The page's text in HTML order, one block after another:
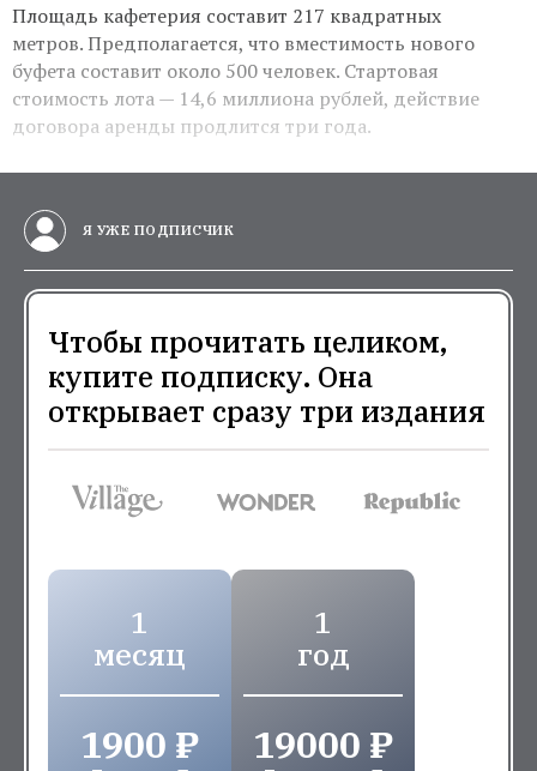
Площадь кафетерия составит 217 квадратных
метров. Предполагается, что вместимость нового
буфета составит около 500 человек. Стартовая
стоимость лота — 14,6 миллиона рублей, действие
договора аренды продлится три года.
Я УЖЕ ПОДПИСЧИК
Чтобы прочитать целиком,
купите подписку. Она
открывает сразу три издания
1
месяц
1900 ₽
1
год
19000 ₽